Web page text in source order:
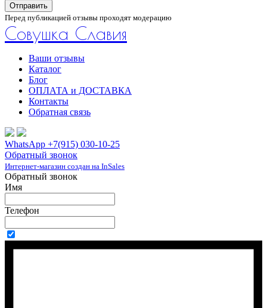
Отправить
Перед публикацией отзывы проходят модерацию
Совушка Славия
Ваши отзывы
Каталог
Блог
ОПЛАТА и ДОСТАВКА
Контакты
Обратная связь
WhatsApp +7(915) 030-10-25
Обратный звонок
Интернет-магазин создан на InSales
Обратный звонок
Имя
Телефон